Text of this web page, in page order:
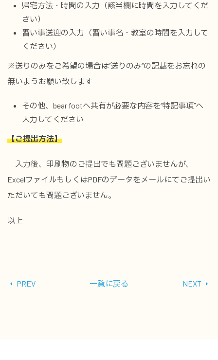
帰宅方法・時間の入力（該当欄に時間を入力してくだ
さい）
習い事送迎の入力（習い事名・教室の時間を入力して
ください）
※送りのみをご希望の場合は”送りのみ“の記載をお忘れの
無いようお願い致します
その他、bear footへ共有が必要な内容を“特記事項”へ
入力してください
【ご提出方法】
入力後、印刷物のご提出でも問題ございませんが、
ExcelファイルもしくはPDFのデータをメールにてご提出い
ただいても問題ございません。
以上
PREV 一覧に戻る NEXT